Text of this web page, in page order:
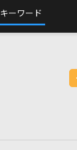
キーワード